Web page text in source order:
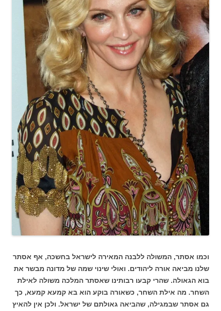
וכמו אסתר, המשולה ללבנה המאירה לישראל בחשכה, אף אסתר
שלנו מביאה אורה ליהודים. ואולי שינוי שמה של מדונה מבשר את
בוא הגאולה. שהרי קבעו רבותינו שאסתר המלכה משולה לאילת
השחר. מה אילת השחר, כשאורה בוקע הוא בא קמעא קמעא, כך
גם אסתר שבמגילה, שהביאה גאולתם של ישראל. ולכן אין להאיץ